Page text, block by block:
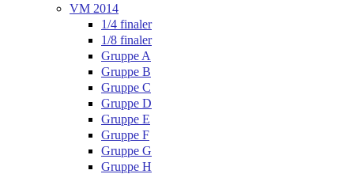
VM 2014
1/4 finaler
1/8 finaler
Gruppe A
Gruppe B
Gruppe C
Gruppe D
Gruppe E
Gruppe F
Gruppe G
Gruppe H